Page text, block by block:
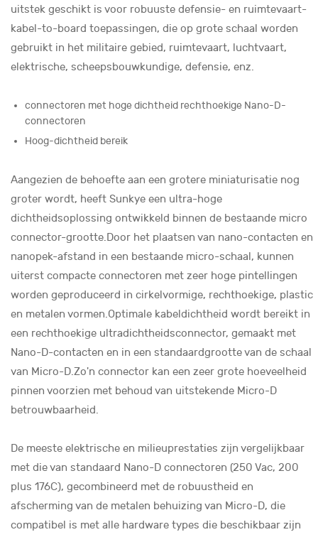
uitstek geschikt is voor robuuste defensie- en ruimtevaart-
kabel-to-board toepassingen, die op grote schaal worden
gebruikt in het militaire gebied, ruimtevaart, luchtvaart,
elektrische, scheepsbouwkundige, defensie, enz.
connectoren met hoge dichtheid rechthoekige Nano-D-
connectoren
Hoog-dichtheid bereik
Aangezien de behoefte aan een grotere miniaturisatie nog
groter wordt, heeft Sunkye een ultra-hoge
dichtheidsoplossing ontwikkeld binnen de bestaande micro
connector-grootte.Door het plaatsen van nano-contacten en
nanopek-afstand in een bestaande micro-schaal, kunnen
uiterst compacte connectoren met zeer hoge pintellingen
worden geproduceerd in cirkelvormige, rechthoekige, plastic
en metalen vormen.Optimale kabeldichtheid wordt bereikt in
een rechthoekige ultradichtheidsconnector, gemaakt met
Nano-D-contacten en in een standaardgrootte van de schaal
van Micro-D.Zo'n connector kan een zeer grote hoeveelheid
pinnen voorzien met behoud van uitstekende Micro-D
betrouwbaarheid.
De meeste elektrische en milieuprestaties zijn vergelijkbaar
met die van standaard Nano-D connectoren (250 Vac, 200
plus 176C), gecombineerd met de robuustheid en
afscherming van de metalen behuizing van Micro-D, die
compatibel is met alle hardware types die beschikbaar zijn